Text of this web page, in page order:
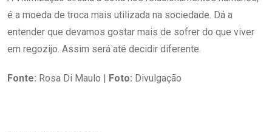
é a moeda de troca mais utilizada na sociedade. Dá a
entender que devamos gostar mais de sofrer do que viver
em regozijo. Assim será até decidir diferente.
Fonte: Rosa Di Maulo | Foto: Divulgação